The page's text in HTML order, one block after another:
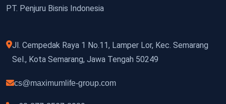
PT. Penjuru Bisnis Indonesia
Jl. Cempedak Raya 1 No.11, Lamper Lor, Kec. Semarang
Sel., Kota Semarang, Jawa Tengah 50249
cs@maximumlife-group.com